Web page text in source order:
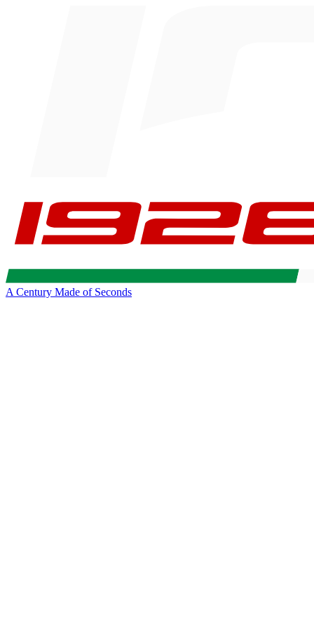
A Century Made of Seconds